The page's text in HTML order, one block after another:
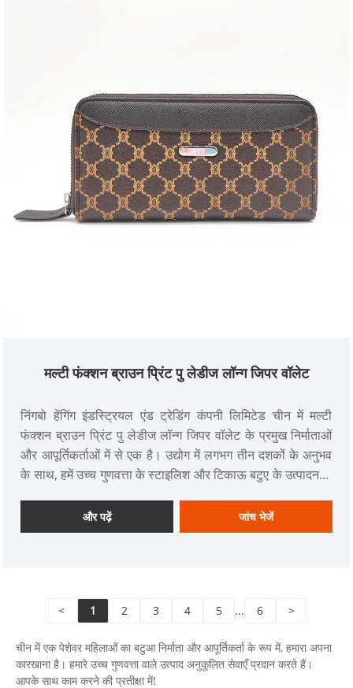
मल्टी फंक्शन ब्राउन प्रिंट पु लेडीज लॉन्ग जिपर वॉलेट
निंगबो हेंगिंग इंडस्ट्रियल एंड ट्रेडिंग कंपनी लिमिटेड चीन में मल्टी
फंक्शन ब्राउन प्रिंट पु लेडीज लॉन्ग जिपर वॉलेट के प्रमुख निर्माताओं
और आपूर्तिकर्ताओं में से एक है। उद्योग में लगभग तीन दशकों के अनुभव
के साथ, हमें उच्च गुणवत्ता के स्टाइलिश और टिकाऊ बटुए के उत्पादन के
और पढ़ें जांच भेजें
< 1 2 3 4 5 ... 6 >
चीन में एक पेशेवर महिलाओं का बटुआ निर्माता और आपूर्तिकर्ता के रूप में, हमारा अपना
कारखाना है। हमारे उच्च गुणवत्ता वाले उत्पाद अनुकूलित सेवाएँ प्रदान करते हैं।
आपके साथ काम करने की प्रतीक्षा में!